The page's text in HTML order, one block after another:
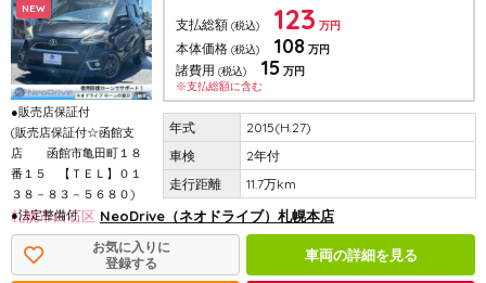
NEW
●販売店保証付
(販売店保証付☆函館支
店 函館市亀田町１８
番１５ 【ＴＥＬ】０１
３８－８３－５６８０)
●法定整備付
支払総額 (税込) 123 万円
本体価格 (税込) 108 万円
諸費用 (税込) 15 万円
※支払総額に含む
2015(H.27)
2年付
11.7万km
札幌市白石区 NeoDrive（ネオドライブ）札幌本店
お気に入りに
登録する
車両の詳細を見る